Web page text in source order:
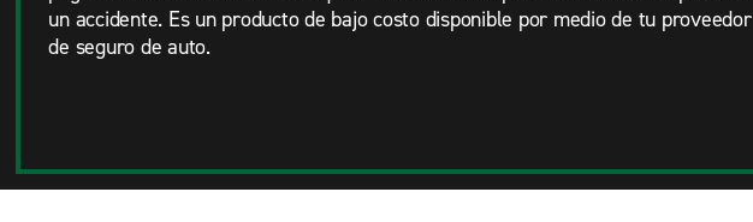
un accidente. Es un producto de bajo costo disponible por medio de tu proveedor
de seguro de auto.